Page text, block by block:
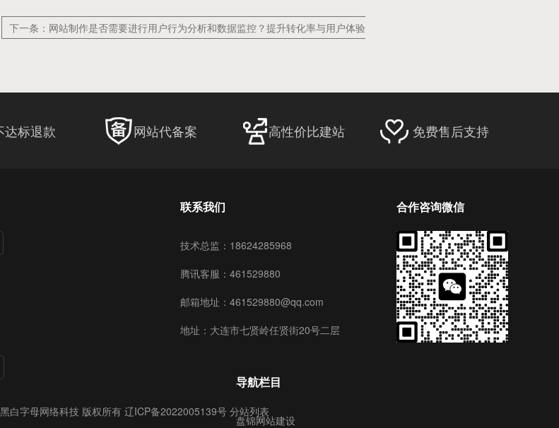
下一条：网站制作是否需要进行用户行为分析和数据监控？提升转化率与用户体验
达标退款 网站代备案 高性价比建站 免费售后支持
合作咨询微信
联系我们
技术总监：18624285968
腾讯客服：461529880
邮箱地址：461529880@qq.com
地址：大连市七贤岭任贤街20号二层
导航栏目
盘锦网站建设
白字母网络科技 版权所有 辽ICP备2022005139号 分站列表